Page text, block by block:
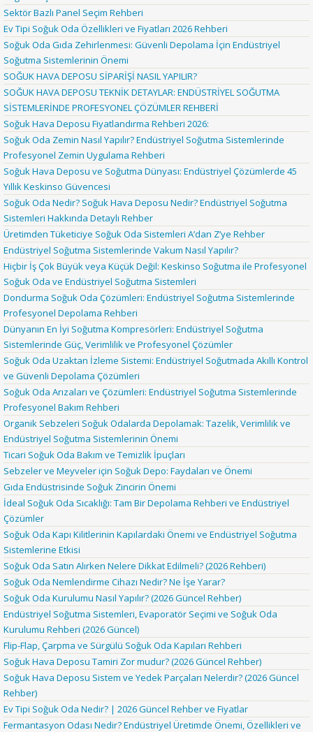
Sektör Bazlı Panel Seçim Rehberi
Ev Tipi Soğuk Oda Özellikleri ve Fiyatları 2026 Rehberi
Soğuk Oda Gıda Zehirlenmesi: Güvenli Depolama İçin Endüstriyel
Soğutma Sistemlerinin Önemi
SOĞUK HAVA DEPOSU SİPARİŞİ NASIL YAPILIR?
SOĞUK HAVA DEPOSU TEKNİK DETAYLAR: ENDÜSTRİYEL SOĞUTMA
SİSTEMLERİNDE PROFESYONEL ÇÖZÜMLER REHBERİ
Soğuk Hava Deposu Fiyatlandırma Rehberi 2026:
Soğuk Oda Zemin Nasıl Yapılır? Endüstriyel Soğutma Sistemlerinde
Profesyonel Zemin Uygulama Rehberi
Soğuk Hava Deposu ve Soğutma Dünyası: Endüstriyel Çözümlerde 45
Yıllık Keskinso Güvencesi
Soğuk Oda Nedir? Soğuk Hava Deposu Nedir? Endüstriyel Soğutma
Sistemleri Hakkında Detaylı Rehber
Üretimden Tüketiciye Soğuk Oda Sistemleri A’dan Z’ye Rehber
Endüstriyel Soğutma Sistemlerinde Vakum Nasıl Yapılır?
Hiçbir İş Çok Büyük veya Küçük Değil: Keskinso Soğutma ile Profesyonel
Soğuk Oda ve Endüstriyel Soğutma Sistemleri
Dondurma Soğuk Oda Çözümleri: Endüstriyel Soğutma Sistemlerinde
Profesyonel Depolama Rehberi
Dünyanın En İyi Soğutma Kompresörleri: Endüstriyel Soğutma
Sistemlerinde Güç, Verimlilik ve Profesyonel Çözümler
Soğuk Oda Uzaktan İzleme Sistemi: Endüstriyel Soğutmada Akıllı Kontrol
ve Güvenli Depolama Çözümleri
Soğuk Oda Arızaları ve Çözümleri: Endüstriyel Soğutma Sistemlerinde
Profesyonel Bakım Rehberi
Organik Sebzeleri Soğuk Odalarda Depolamak: Tazelik, Verimlilik ve
Endüstriyel Soğutma Sistemlerinin Önemi
Ticari Soğuk Oda Bakım ve Temizlik İpuçları
Sebzeler ve Meyveler için Soğuk Depo: Faydaları ve Önemi
Gıda Endüstrisinde Soğuk Zincirin Önemi
İdeal Soğuk Oda Sıcaklığı: Tam Bir Depolama Rehberi ve Endüstriyel
Çözümler
Soğuk Oda Kapı Kilitlerinin Kapılardaki Önemi ve Endüstriyel Soğutma
Sistemlerine Etkisi
Soğuk Oda Satın Alırken Nelere Dikkat Edilmeli? (2026 Rehberi)
Soğuk Oda Nemlendirme Cihazı Nedir? Ne İşe Yarar?
Soğuk Oda Kurulumu Nasıl Yapılır? (2026 Güncel Rehber)
Endüstriyel Soğutma Sistemleri, Evaporatör Seçimi ve Soğuk Oda
Kurulumu Rehberi (2026 Güncel)
Flip-Flap, Çarpma ve Sürgülü Soğuk Oda Kapıları Rehberi
Soğuk Hava Deposu Tamiri Zor mudur? (2026 Güncel Rehber)
Soğuk Hava Deposu Sistem ve Yedek Parçaları Nelerdir? (2026 Güncel
Rehber)
Ev Tipi Soğuk Oda Nedir? | 2026 Güncel Rehber ve Fiyatlar
Fermantasyon Odası Nedir? Endüstriyel Üretimde Önemi, Özellikleri ve